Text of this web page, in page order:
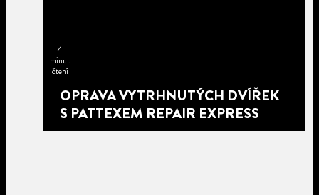
4
minut
čtení
OPRAVA VYTRHNUTÝCH DVÍŘEK
S PATTEXEM REPAIR EXPRESS